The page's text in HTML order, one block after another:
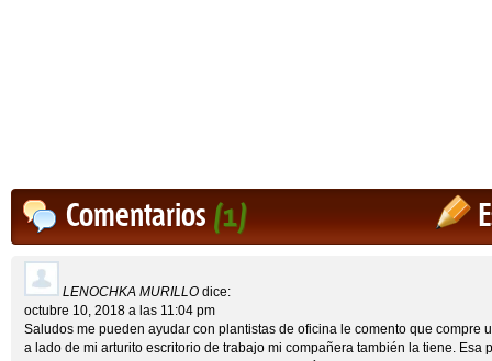
Comentarios(1)
LENOCHKA MURILLO dice:
octubre 10, 2018 a las 11:04 pm
Saludos me pueden ayudar con plantistas de oficina le comento que compre
a lado de mi arturito escritorio de trabajo mi compañera también la tiene. Esa